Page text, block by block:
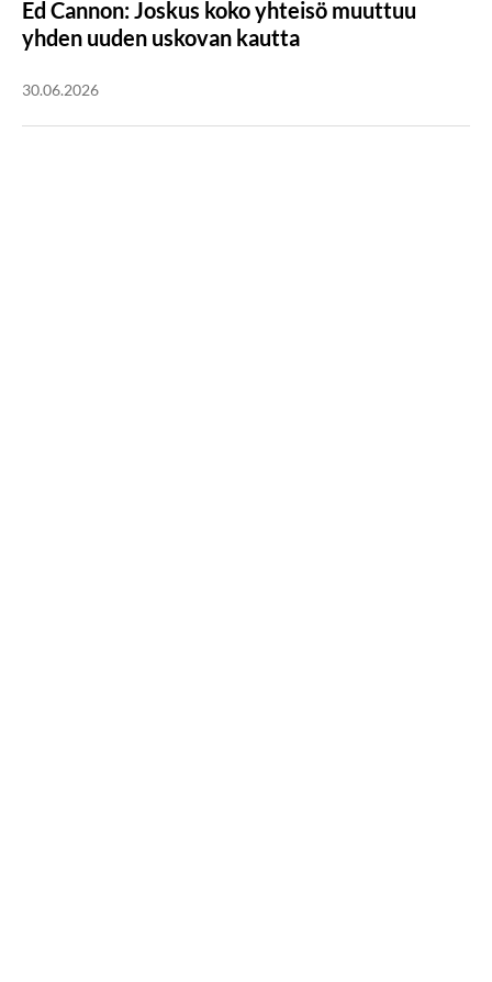
Ed Cannon: Joskus koko yhteisö muuttuu
yhden uuden uskovan kautta
30.06.2026